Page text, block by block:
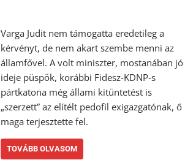
Varga Judit nem támogatta eredetileg a
kérvényt, de nem akart szembe menni az
államfővel. A volt miniszter, mostanában jó
ideje püspök, korábbi Fidesz-KDNP-s
pártkatona még állami kitüntetést is
„szerzett” az elítélt pedofil exigazgatónak, ő
maga terjesztette fel.
TOVÁBB OLVASOM